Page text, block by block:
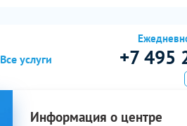
Все услуги +7 495
Информация о центре